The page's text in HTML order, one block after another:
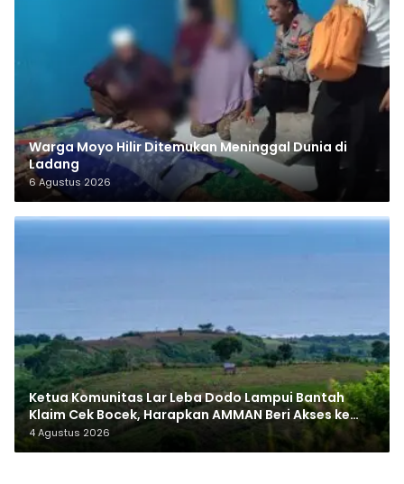
Warga Moyo Hilir Ditemukan Meninggal Dunia di
Ladang
6 Agustus 2026
Ketua Komunitas Lar Leba Dodo Lampui Bantah
Klaim Cek Bocek, Harapkan AMMAN Beri Akses ke
Makam Leluhur
4 Agustus 2026